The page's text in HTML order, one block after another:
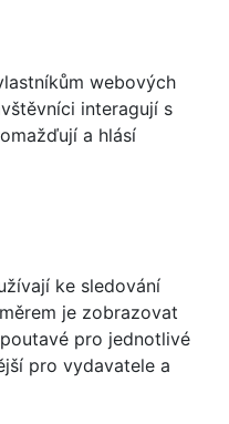
webových
interagují s
a hlásí
ke sledování
je zobrazovat
pro jednotlivé
pro vydavatele a